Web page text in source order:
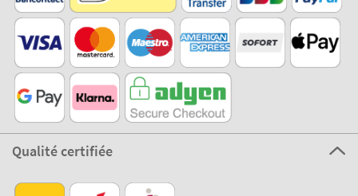
Qualité certifiée